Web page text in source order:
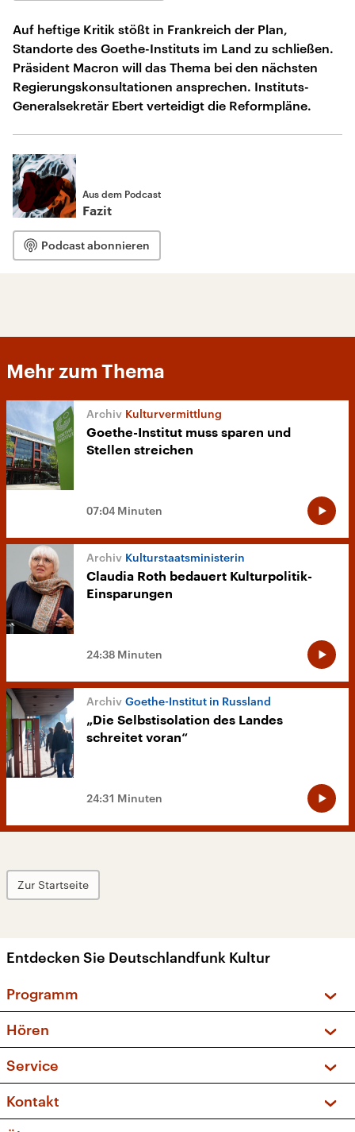
Auf heftige Kritik stößt in Frankreich der Plan,
Standorte des Goethe-Instituts im Land zu schließen.
Präsident Macron will das Thema bei den nächsten
Regierungskonsultationen ansprechen. Instituts-
Generalsekretär Ebert verteidigt die Reformpläne.
Aus dem Podcast
Fazit
Podcast abonnieren
Mehr zum Thema
Kulturvermittlung
Goethe-Institut muss sparen und
Stellen streichen
07:04 Minuten
Kulturstaatsministerin
Claudia Roth bedauert Kulturpolitik-
Einsparungen
24:38 Minuten
Goethe-Institut in Russland
„Die Selbstisolation des Landes
schreitet voran“
24:31 Minuten
Zur Startseite
Entdecken Sie Deutschlandfunk Kultur
Programm
Sendungen und Podcasts
Musikliste
Kakadu – Das Kinderprogramm
Hören
Frequenzen (UKW + DAB+)
Service
FAQ
Apps
Kontakt